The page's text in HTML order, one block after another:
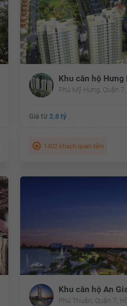
Phú Mỹ Hưng, Quận
Giá từ2.8 tỷ
1402 khách quan tâm
Khu căn hộ An
Phú Thuận, Quận 7,